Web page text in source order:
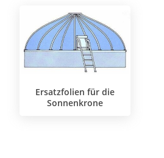
Ersatzfolien für die
Sonnenkrone